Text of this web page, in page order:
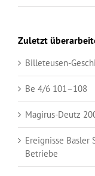
Zuletzt
Billeteusen-
Be 4/6 101–108
Magirus-Deutz
Ereignisse Basler
Betriebe